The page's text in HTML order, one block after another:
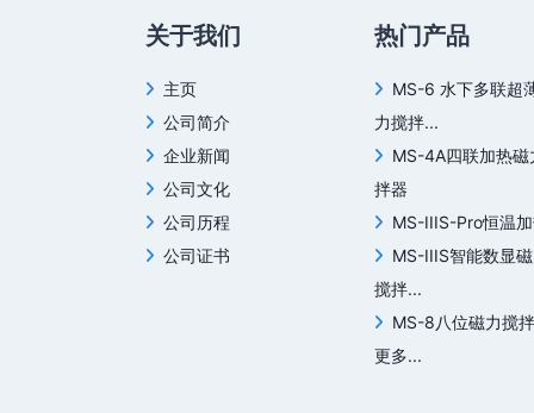
关于我们
主页
公司简介
企业新闻
公司文化
公司历程
公司证书
热门产品
MS-6 水下多联超
力搅拌...
MS-4A四联加热磁
拌器
MS-IIIS-Pro恒温
MS-IIIS智能数显
搅拌...
MS-8八位磁力搅
更多...